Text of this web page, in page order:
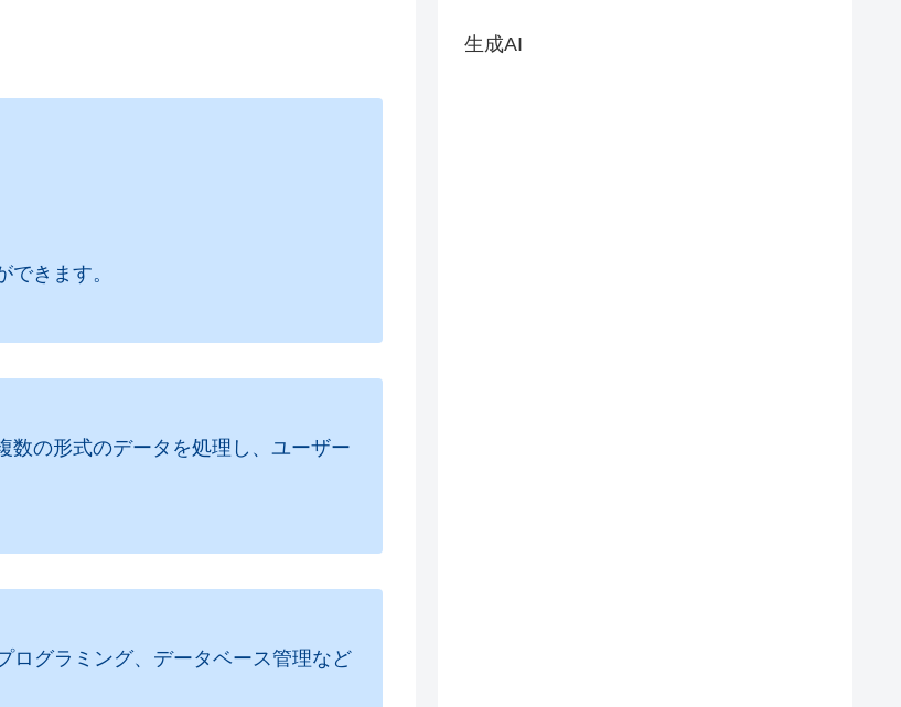
きます。
数の形式のデータを処理し、ユーザー
ログラミング、データベース管理など
生成AI